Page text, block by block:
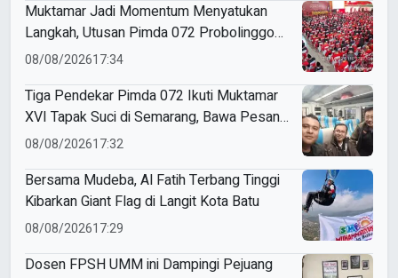
Muktamar Jadi Momentum Menyatukan
Langkah, Utusan Pimda 072 Probolinggo
Bawa Harapan untuk Tapak Suci
08/08/202617:34
Tiga Pendekar Pimda 072 Ikuti Muktamar
XVI Tapak Suci di Semarang, Bawa Pesan
Penguatan Kaderisasi
08/08/202617:32
Bersama Mudeba, Al Fatih Terbang Tinggi
Kibarkan Giant Flag di Langit Kota Batu
08/08/202617:29
Dosen FPSH UMM ini Dampingi Pejuang